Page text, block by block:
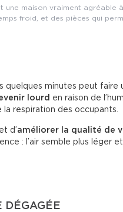
une maison vraiment agréable
froid, et des pièces qui
quelques minutes peut faire
lourd en raison de
respiration des occupants.
d’améliorer la qualité de
: l’air semble plus léger
DÉGAGÉE